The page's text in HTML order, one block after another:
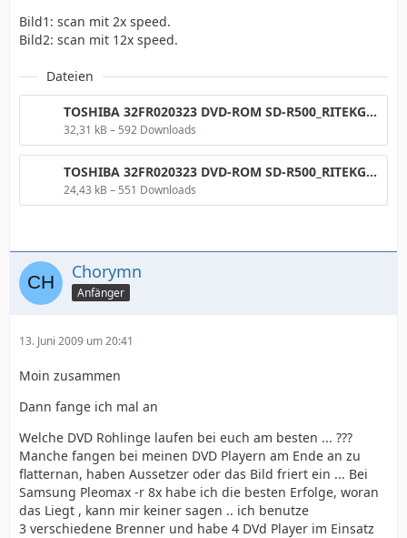
Bild1: scan mit 2x speed.
Bild2: scan mit 12x speed.
Dateien
TOSHIBA 32FR020323 DVD-ROM SD-R500_RITEKG04_DVDR PX-760A _Mar 21 2008 21h33m40s047ms_2x.png
32,31 kB – 592 Downloads
TOSHIBA 32FR020323 DVD-ROM SD-R500_RITEKG04_DVDR PX-760A _Mar 21 2008 20h21m24s125ms_12x.png
24,43 kB – 551 Downloads
Chorymn
Anfänger
13. Juni 2009 um 20:41
Moin zusammen
Dann fange ich mal an
Welche DVD Rohlinge laufen bei euch am besten ... ???
Manche fangen bei meinen DVD Playern am Ende an zu
flatternan, haben Aussetzer oder das Bild friert ein ... Bei
Samsung Pleomax -r 8x habe ich die besten Erfolge, woran
das Liegt , kann mir keiner sagen .. ich benutze
3 verschiedene Brenner und habe 4 DVd Player im Einsatz